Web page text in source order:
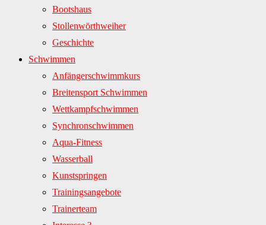
Bootshaus
Stollenwörthweiher
Geschichte
Schwimmen
Anfängerschwimmkurs
Breitensport Schwimmen
Wettkampfschwimmen
Synchronschwimmen
Aqua-Fitness
Wasserball
Kunstspringen
Trainingsangebote
Trainerteam